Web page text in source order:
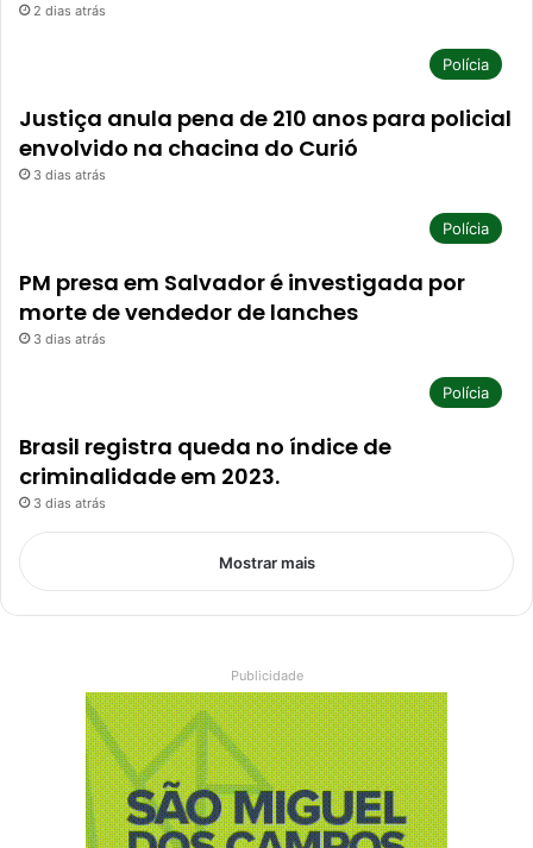
2 dias atrás
Polícia
Justiça anula pena de 210 anos para policial
envolvido na chacina do Curió
3 dias atrás
Polícia
PM presa em Salvador é investigada por
morte de vendedor de lanches
3 dias atrás
Polícia
Brasil registra queda no índice de
criminalidade em 2023.
3 dias atrás
Mostrar mais
Publicidade